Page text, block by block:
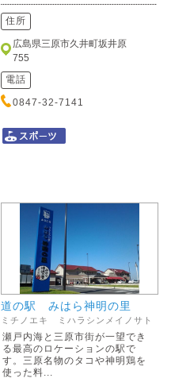
住所
広島県三原市久井町坂井原
755
電話
0847-32-7141
道の駅 みはら神明の里
ミチノエキ ミハラシンメイノサト
瀬戸内海と三原市街が一望でき
る最高のロケーションの駅で
す。三原名物のタコや神明鶏を
使った料...